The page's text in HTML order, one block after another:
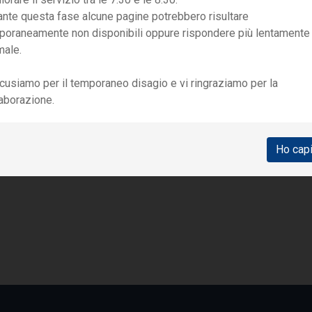
questa fase alcune pagine potrebbero risultare
non disponibili oppure rispondere più
per il temporaneo disagio e vi ringraziamo per la
Ho
NECESSARI